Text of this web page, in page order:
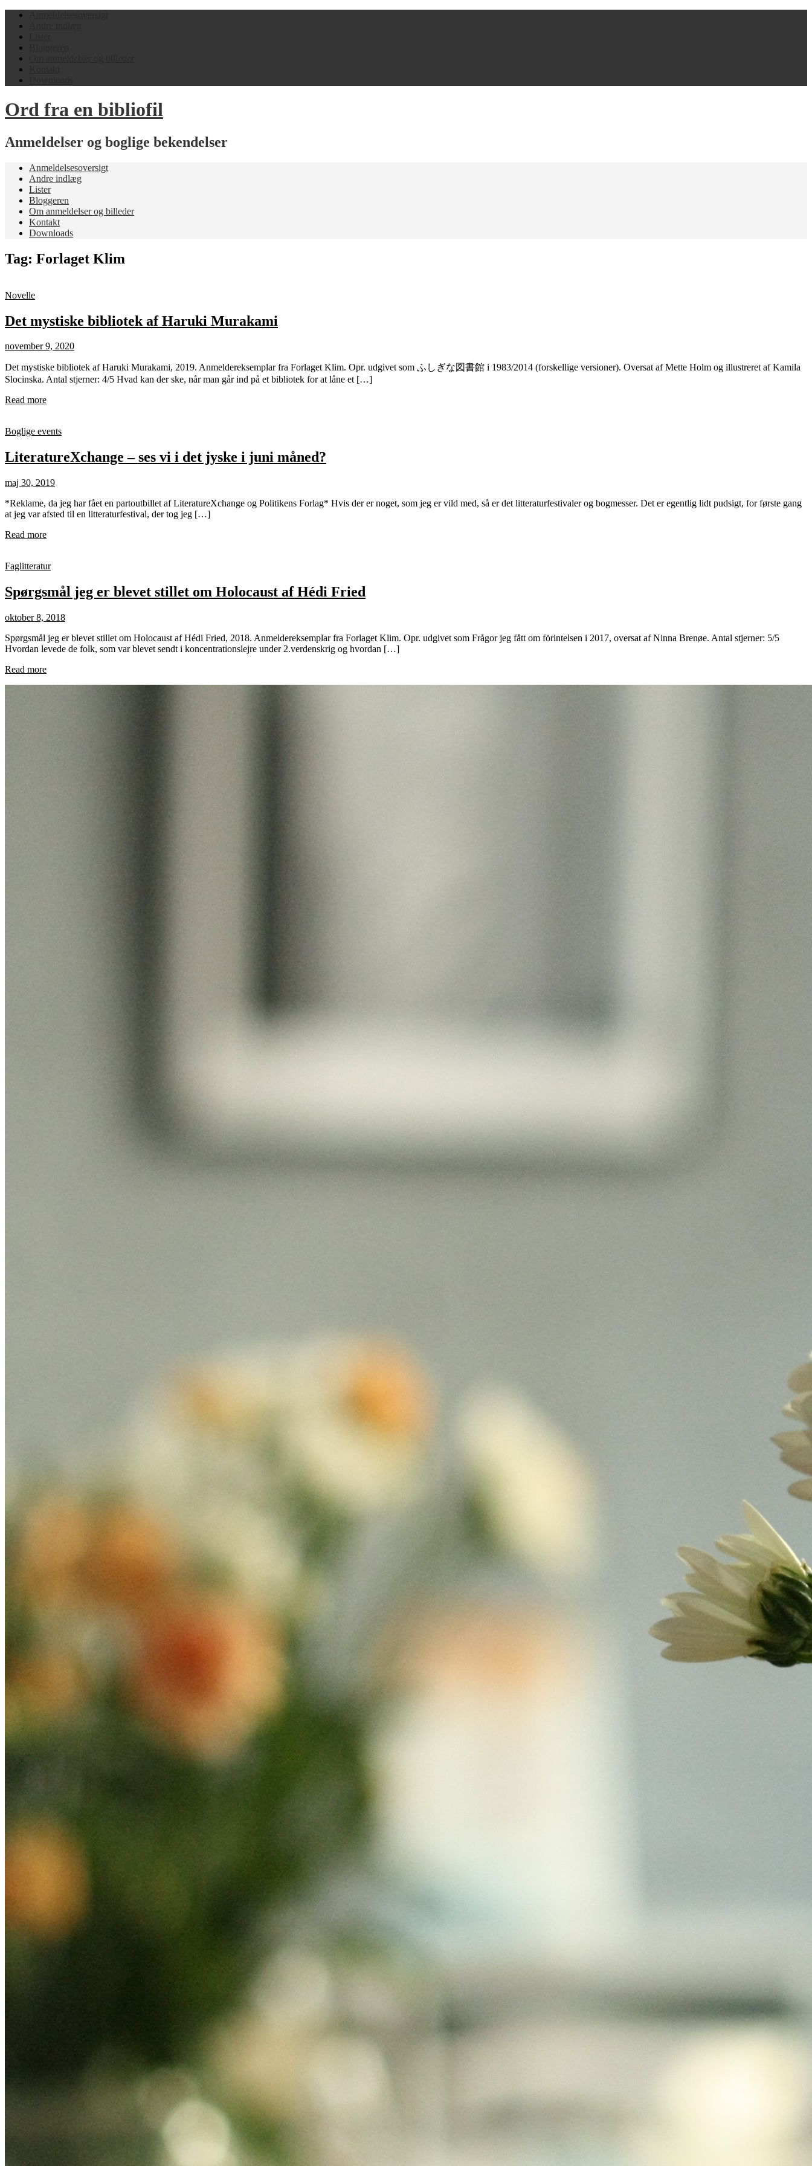
Ord fra en bibliofil
Anmeldelser og boglige bekendelser
Anmeldelsesoversigt
Andre indlæg
Lister
Bloggeren
Om anmeldelser og billeder
Kontakt
Downloads
Tag: Forlaget Klim
Novelle
Det mystiske bibliotek af Haruki Murakami
november 9, 2020
Det mystiske bibliotek af Haruki Murakami, 2019. Anmeldereksemplar fra Forlaget Klim. Opr. udgivet som ふしぎな図書館 i 1983/2014 (forskellige versioner). Oversat af Mette Holm og illustreret af Kamila
Slocinska. Antal stjerner: 4/5 Hvad kan der ske, når man går ind på et bibliotek for at låne et […]
Read more
Boglige events
LiteratureXchange – ses vi i det jyske i juni måned?
maj 30, 2019
*Reklame, da jeg har fået en partoutbillet af LiteratureXchange og Politikens Forlag* Hvis der er noget, som jeg er vild med, så er det litteraturfestivaler og bogmesser. Det er egentlig lidt pudsigt, for første gang
at jeg var afsted til en litteraturfestival, der tog jeg […]
Read more
Faglitteratur
Spørgsmål jeg er blevet stillet om Holocaust af Hédi Fried
oktober 8, 2018
Spørgsmål jeg er blevet stillet om Holocaust af Hédi Fried, 2018. Anmeldereksemplar fra Forlaget Klim. Opr. udgivet som Frågor jeg fått om förintelsen i 2017, oversat af Ninna Brenøe. Antal stjerner: 5/5
Hvordan levede de folk, som var blevet sendt i koncentrationslejre under 2.verdenskrig og hvordan […]
Read more